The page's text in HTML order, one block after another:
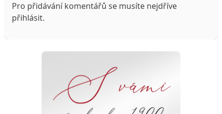
Pro přidávání komentářů se musíte nejdříve
přihlásit.